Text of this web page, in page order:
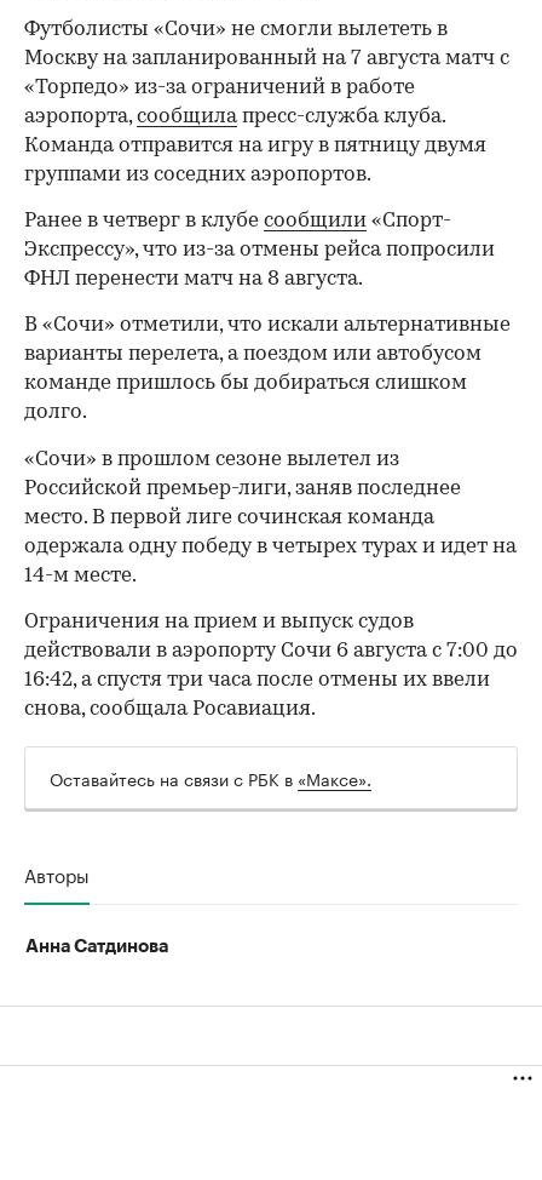
Футболисты «Сочи» не смогли вылететь в
Москву на запланированный на 7 августа матч с
«Торпедо» из-за ограничений в работе
аэропорта,сообщилапресс-служба клуба.
Команда отправится на игру в пятницу двумя
группами из соседних аэропортов.
Ранее в четверг в клубе сообщили «Спорт-
Экспрессу», что из-за отмены рейса попросили
ФНЛ перенести матч на 8 августа.
В «Сочи» отметили, что искали альтернативные
варианты перелета, а поездом или автобусом
команде пришлось бы добираться слишком
долго.
00:00
«Сочи» в прошлом сезоне вылетел из
Российской премьер-лиги, заняв последнее
место. В первой лиге сочинская команда
одержала одну победу в четырех турах и идет на
14-м месте.
Ограничения на прием и выпуск судов
действовали в аэропорту Сочи 6 августа с 7:00 до
16:42, а спустя три часа после отмены их ввели
снова, сообщала Росавиация.
Оставайтесь на связи с РБК в «Максе».
Авторы
Анна Сатдинова